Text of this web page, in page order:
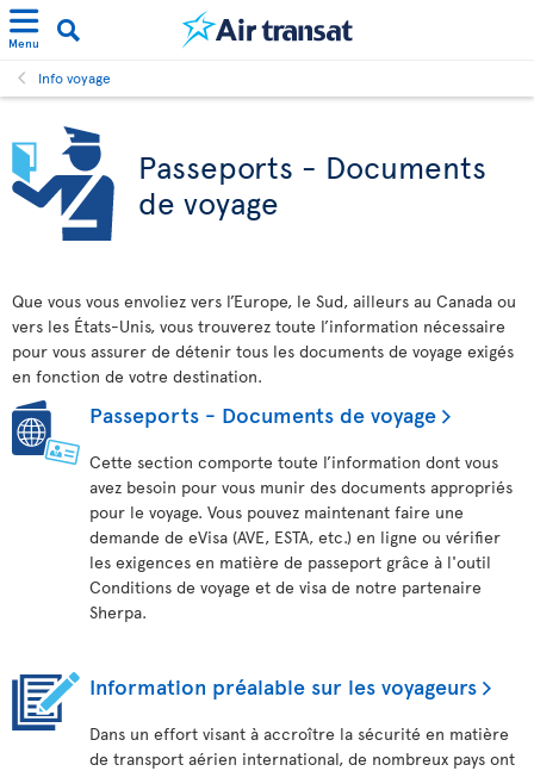
Menu
Info voyage
Passeports - Documents
de voyage
Que vous vous envoliez vers l’Europe, le Sud, ailleurs au Canada ou
vers les États-Unis, vous trouverez toute l’information nécessaire
pour vous assurer de détenir tous les documents de voyage exigés
en fonction de votre destination.
Passeports - Documents de voyage
Cette section comporte toute l’information dont vous
avez besoin pour vous munir des documents appropriés
pour le voyage. Vous pouvez maintenant faire une
demande de eVisa (AVE, ESTA, etc.) en ligne ou vérifier
les exigences en matière de passeport grâce à l'outil
Conditions de voyage et de visa de notre partenaire
Sherpa.
Information préalable sur les voyageurs
Dans un effort visant à accroître la sécurité en matière
de transport aérien international, de nombreux pays ont